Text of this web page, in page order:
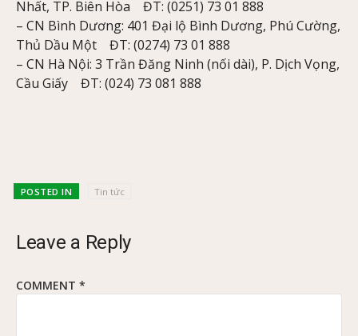
Nhất, TP. Biên Hòa ĐT: (0251) 73 01 888
– CN Bình Dương: 401 Đại lộ Bình Dương, Phú Cường,
Thủ Dầu Một ĐT: (0274) 73 01 888
– CN Hà Nội: 3 Trần Đăng Ninh (nối dài), P. Dịch Vọng,
Cầu Giấy ĐT: (024) 73 081 888
POSTED IN Tin tức
Leave a Reply
COMMENT *